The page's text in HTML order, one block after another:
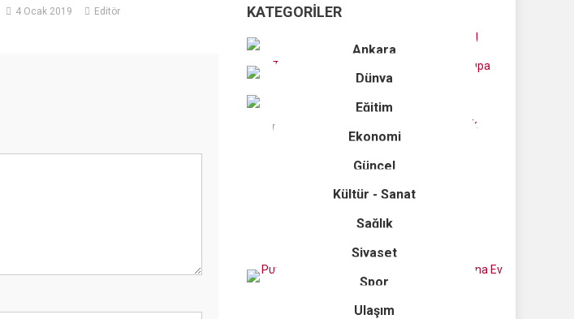
4 Ocak 2019 Editör KATEGORILER
Ankara
Dünya
Eğitim
Ekonomi
Güncel
Kültür - Sanat
Sağlık
Siyaset
Spor
Ulaşım